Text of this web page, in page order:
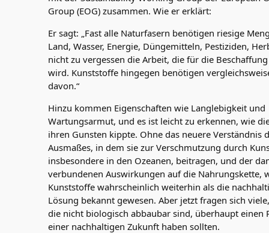
Group (EOG) zusammen. Wie er erklärt:
Er sagt: „Fast alle Naturfasern benötigen riesige
Land, Wasser, Energie, Düngemitteln, Pestiziden,
nicht zu vergessen die Arbeit, die für die
wird. Kunststoffe hingegen benötigen
davon.“
Hinzu kommen Eigenschaften wie Langlebigkeit und
Wartungsarmut, und es ist leicht zu erkennen, wie
ihren Gunsten kippte. Ohne das neuere Verständnis
Ausmaßes, in dem sie zur Verschmutzung durch
insbesondere in den Ozeanen, beitragen, und der
verbundenen Auswirkungen auf die Nahrungskette,
Kunststoffe wahrscheinlich weiterhin als die
Lösung bekannt gewesen. Aber jetzt fragen sich
die nicht biologisch abbaubar sind, überhaupt einen
einer nachhaltigen Zukunft haben sollten.